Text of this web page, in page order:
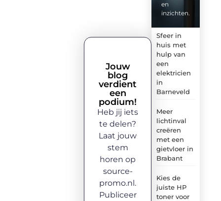
en
inzichten.
Sfeer in
huis met
hulp van
een
elektricien
in
Barneveld
Meer
lichtinval
creëren
met een
gietvloer in
Brabant
Kies de
juiste HP
toner voor
Jouw
blog
verdient
een
podium!
Heb jij iets
te delen?
Laat jouw
stem
horen op
source-
promo.nl.
Publiceer